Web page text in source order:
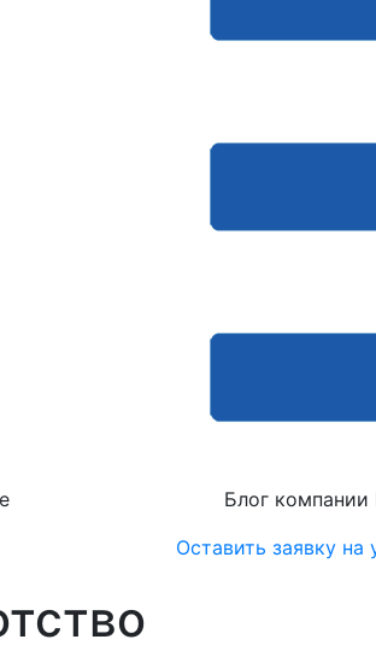
Блог компании
Оставить заявку на